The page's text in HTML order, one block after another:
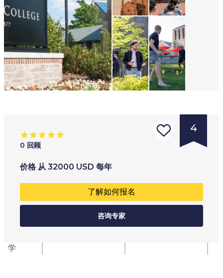
4
0 回顾
价格 从 32000 USD 每年
了解如何报名
咨询专家
学
年龄范围:
17+
全职
兼读制